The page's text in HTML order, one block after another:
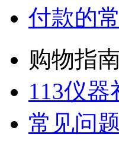
付款的
购物指
113仪器
常见问题